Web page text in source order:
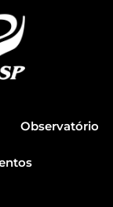
Observatório